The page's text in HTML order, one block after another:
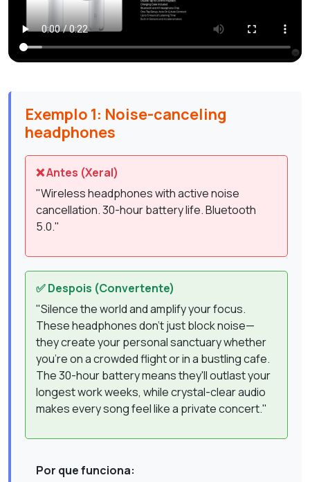
Exemplo 1: Noise-canceling
headphones
❌ Antes (Xeral)
"Wireless headphones with active noise
cancellation. 30-hour battery life. Bluetooth
5.0."
✅ Despois (Convertente)
"Silence the world and amplify your focus.
These headphones don't just block noise—
they create your personal sanctuary whether
you're on a crowded flight or in a bustling cafe.
The 30-hour battery means they'll outlast your
longest work weeks, while crystal-clear audio
makes every song feel like a private concert."
Por que funciona: